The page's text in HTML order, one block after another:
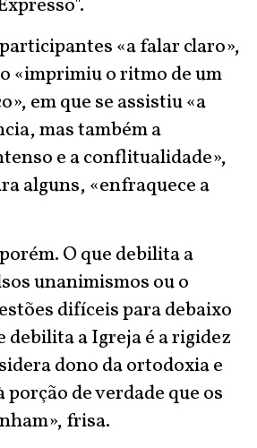
«a falar claro»,
«imprimiu o ritmo de um
em que se assistiu «a
mas também a
e a conflitualidade»,
alguns, «enfraquece a
O que debilita a
unanimismos ou o
difíceis para debaixo
debilita a Igreja é a rigidez
dono da ortodoxia e
porção de verdade que os
frisa.